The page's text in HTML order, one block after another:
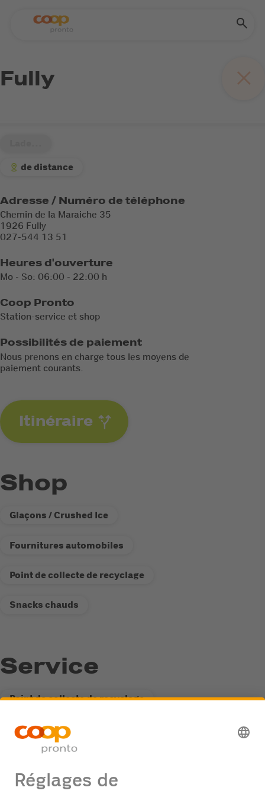
Fully
de distance
Adresse / Numéro de téléphone
Chemin de la Maraiche 35
1926 Fully
027-544 13 51
Heures d'ouverture
Mo - So: 06:00 - 22:00 h
Coop Pronto
Station-service et shop
Possibilités de paiement
Nous prenons en charge tous les moyens de
paiement courants.
Itinéraire
Shop
Glaçons / Crushed Ice
Fournitures automobiles
Point de collecte de recyclage
Snacks chauds
Service
Point de collecte de recyclage
Distributeur de carburant Fastline